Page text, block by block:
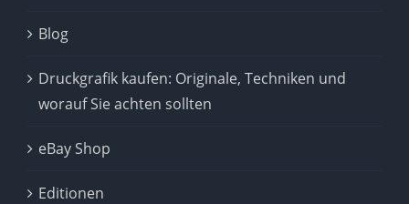
Blog
Druckgrafik kaufen: Originale, Techniken und
worauf Sie achten sollten
eBay Shop
Editionen